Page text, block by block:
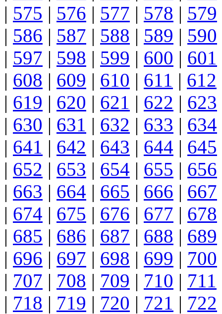
| 575 | 576 | 577 | 578 | 579
| 586 | 587 | 588 | 589 | 590
| 597 | 598 | 599 | 600 | 601
| 608 | 609 | 610 | 611 | 612
| 619 | 620 | 621 | 622 | 623
| 630 | 631 | 632 | 633 | 634
| 641 | 642 | 643 | 644 | 645
| 652 | 653 | 654 | 655 | 656
| 663 | 664 | 665 | 666 | 667
| 674 | 675 | 676 | 677 | 678
| 685 | 686 | 687 | 688 | 689
| 696 | 697 | 698 | 699 | 700
| 707 | 708 | 709 | 710 | 711
| 718 | 719 | 720 | 721 | 722